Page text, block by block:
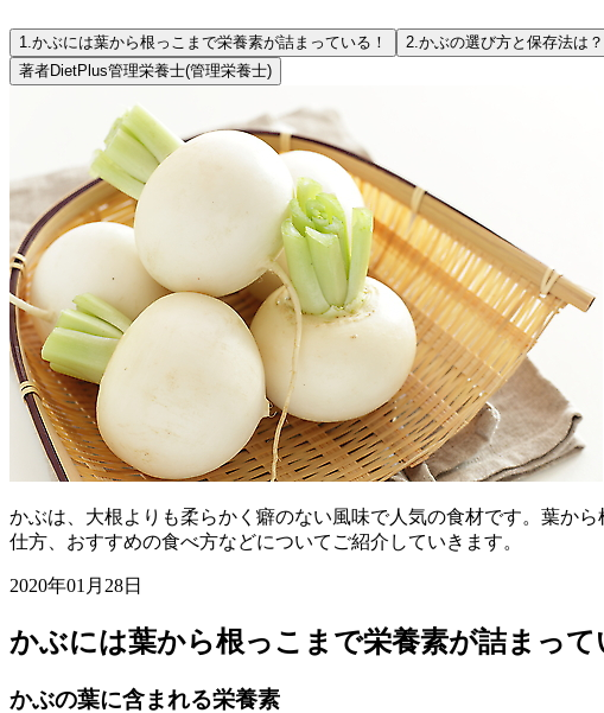
1.かぶには葉から根っこまで栄養素が詰まっている！ 2.かぶの選び方と保存法は？
著者DietPlus管理栄養士(管理栄養士)
かぶは、大根よりも柔らかく癖のない風味で人気の食材です。葉か
仕方、おすすめの食べ方などについてご紹介していきます。
2020年01月28日
かぶには葉から根っこまで栄養素が詰まって
かぶの葉に含まれる栄養素